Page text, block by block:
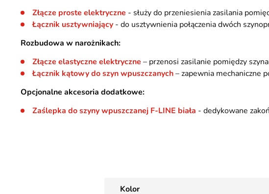
Złącze proste elektryczne - służy do przeniesienia zasilania
Łącznik usztywniający - do usztywnienia połączenia dwóch
Rozbudowa w narożnikach:
Złącze elastyczne elektryczne – przenosi zasilanie pomiędzy
Łącznik kątowy do szyn wpuszczanych– zapewnia mechaniczne
Opcjonalne akcesoria dodatkowe:
Zaślepka do szyny wpuszczanej F-LINE biała - dedykowane
Kolor